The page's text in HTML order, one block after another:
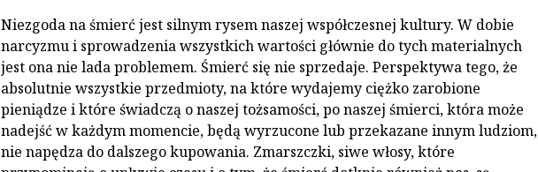
Niezgoda na śmierć jest silnym rysem naszej współczesnej kultury. W dobie
narcyzmu i sprowadzenia wszystkich wartości głównie do tych materialnych
jest ona nie lada problemem. Śmierć się nie sprzedaje. Perspektywa tego, że
absolutnie wszystkie przedmioty, na które wydajemy ciężko zarobione
pieniądze i które świadczą o naszej tożsamości, po naszej śmierci, która może
nadejść w każdym momencie, będą wyrzucone lub przekazane innym ludziom,
nie napędza do dalszego kupowania. Zmarszczki, siwe włosy, które